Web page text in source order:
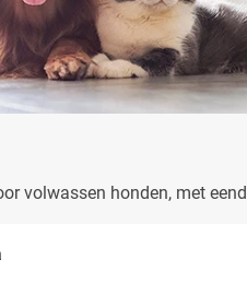
volwassen honden, met